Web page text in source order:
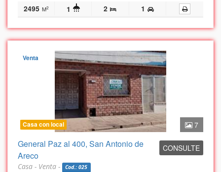
2495 M2 1 2 1
7
Venta
Casa con local
CONSULTE
General Paz al 400, San Antonio de
Areco
Casa - Venta - Cod.: 025